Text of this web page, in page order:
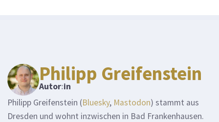
Philipp Greifenstein
Autor:in
Philipp Greifenstein (Bluesky, Mastodon) stammt aus
Dresden und wohnt inzwischen in Bad Frankenhausen.